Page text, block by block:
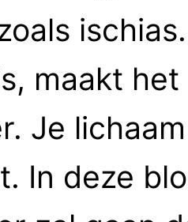
maakt
Je
In deze